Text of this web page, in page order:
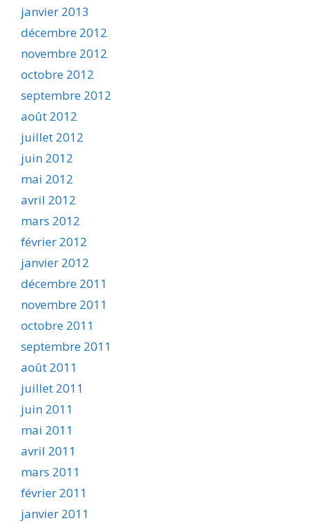
janvier 2013
décembre 2012
novembre 2012
octobre 2012
septembre 2012
août 2012
juillet 2012
juin 2012
mai 2012
avril 2012
mars 2012
février 2012
janvier 2012
décembre 2011
novembre 2011
octobre 2011
septembre 2011
août 2011
juillet 2011
juin 2011
mai 2011
avril 2011
mars 2011
février 2011
janvier 2011